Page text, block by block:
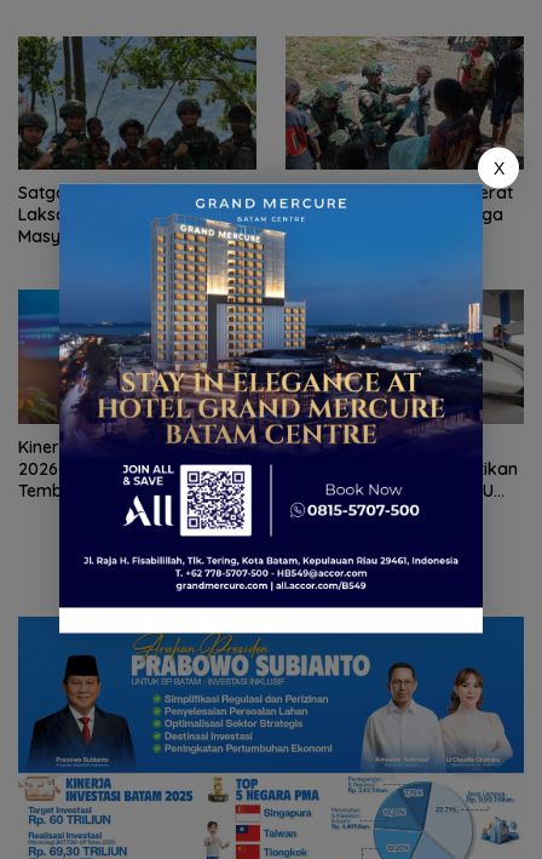
Satgas Yonif 136/Tuah Sakti
Laksanakan Anjangsana ke
Masyarakat Kampung
Agaphe, Wujud Nyata
Satgas Yonif 136/TS Pererat
Silaturahmi dengan Warga
Kampung Wiringgame
Kinerja Telkom Semester I
2026 Tumbuh, Pendapatan
Tembus Rp75,9 Triliun
Pertamina Patra Niaga
Regional Sumbagut Pastikan
Keandalan Layanan SPBU
Bersama Dewan Komisaris
Digitalisasi & Sustainability
Pertamina Patra Niaga
X